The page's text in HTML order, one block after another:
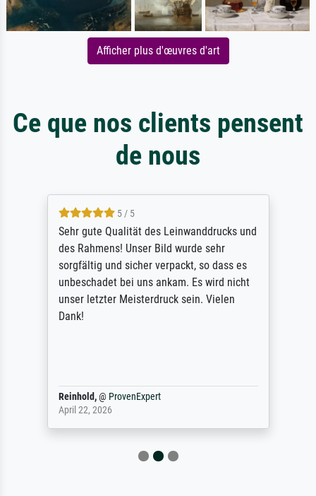
Afficher plus d'œuvres d'art
Ce que nos clients pensent
de nous
5 / 5
Sehr gute Qualität des Leinwanddrucks und
des Rahmens! Unser Bild wurde sehr
sorgfältig und sicher verpackt, so dass es
unbeschadet bei uns ankam. Es wird nicht
unser letzter Meisterdruck sein. Vielen
Dank!
Reinhold,@ ProvenExpert
April 22, 2026